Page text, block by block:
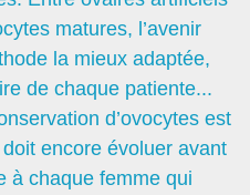
matures, l’avenir
la mieux adaptée,
de chaque patiente...
d’ovocytes est
encore évoluer avant
à chaque femme qui